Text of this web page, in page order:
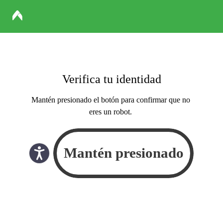
Verifica tu identidad
Mantén presionado el botón para confirmar que no
eres un robot.